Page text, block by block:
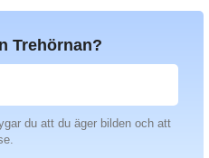
Trehörnan?
du att du äger bilden och att